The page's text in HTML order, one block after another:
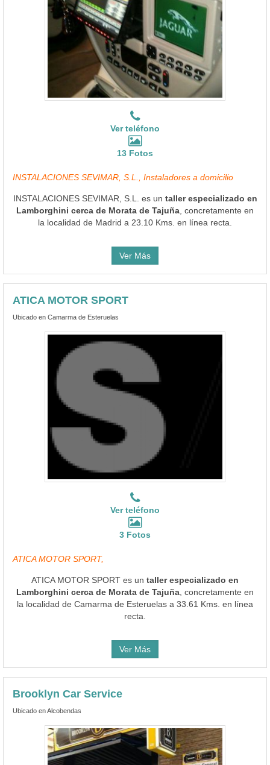
Ver teléfono
13 Fotos
INSTALACIONES SEVIMAR, S.L., Instaladores a domicilio
INSTALACIONES SEVIMAR, S.L. es un taller especializado en
Lamborghini cerca de Morata de Tajuña , concretamente en
la localidad de Madrid a 23.10 Kms. en línea recta.
Ver Más
ATICA MOTOR SPORT
Ubicado en Camarma de Esteruelas
Ver teléfono
3 Fotos
ATICA MOTOR SPORT,
ATICA MOTOR SPORT es un taller especializado en
Lamborghini cerca de Morata de Tajuña , concretamente en
la localidad de Camarma de Esteruelas a 33.61 Kms. en línea
recta.
Ver Más
Brooklyn Car Service
Ubicado en Alcobendas